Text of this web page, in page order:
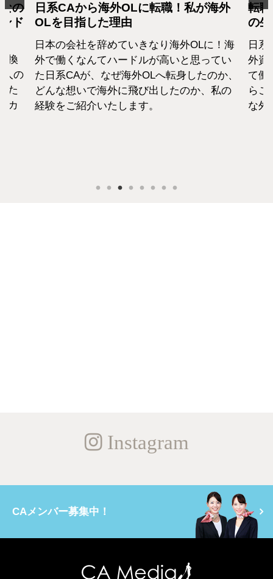
外
い
か、
の
転職・社会人経験ありの外資系CA！そ
の生活設計はどうなってる？
日系エアラインと違い新卒での募集がない
外資系のエアラインは、すでに社会人とし
て働いた経験をもつCAがほぼすべて。だか
らこそ、それぞれの考えも違います。そん
な外資系CAのお金事情をお話します。
転
者
終
から
紹介
Instagram
CAメンバー募集中！